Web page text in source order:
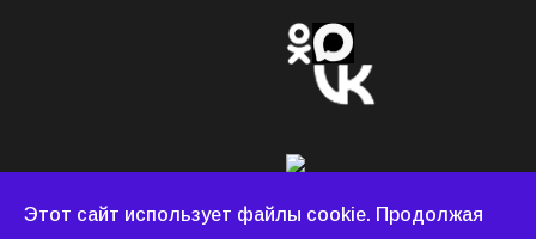
Этот сайт использует файлы cookie. Продолжая